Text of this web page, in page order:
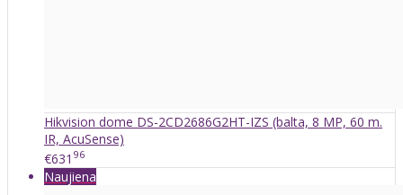
Hikvision dome DS-2CD2686G2HT-IZS (balta, 8 MP, 60 m.
IR, AcuSense)
€631 96
Naujiena